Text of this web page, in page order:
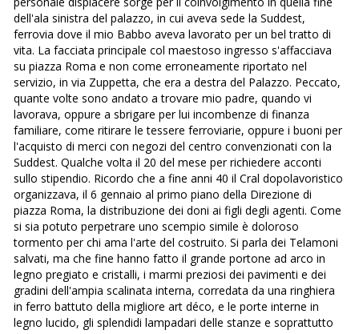
dell'ala sinistra del palazzo, in cui aveva sede la Suddest,
ferrovia dove il mio Babbo aveva lavorato per un bel tratto di
vita. La facciata principale col maestoso ingresso s'affacciava
su piazza Roma e non come erroneamente riportato nel
servizio, in via Zuppetta, che era a destra del Palazzo. Peccato,
quante volte sono andato a trovare mio padre, quando vi
lavorava, oppure a sbrigare per lui incombenze di finanza
familiare, come ritirare le tessere ferroviarie, oppure i buoni per
l'acquisto di merci con negozi del centro convenzionati con la
Suddest. Qualche volta il 20 del mese per richiedere acconti
sullo stipendio. Ricordo che a fine anni 40 il Cral dopolavoristico
organizzava, il 6 gennaio al primo piano della Direzione di
piazza Roma, la distribuzione dei doni ai figli degli agenti. Come
si sia potuto perpetrare uno scempio simile è doloroso
tormento per chi ama l'arte del costruito. Si parla dei Telamoni
salvati, ma che fine hanno fatto il grande portone ad arco in
legno pregiato e cristalli, i marmi preziosi dei pavimenti e dei
gradini dell'ampia scalinata interna, corredata da una ringhiera
in ferro battuto della migliore art déco, e le porte interne in
legno lucido, gli splendidi lampadari delle stanze e soprattutto